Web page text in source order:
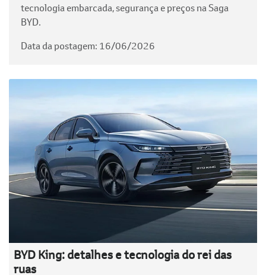
tecnologia embarcada, segurança e preços na Saga
BYD.
Data da postagem: 16/06/2026
BYD King: detalhes e tecnologia do rei das
ruas